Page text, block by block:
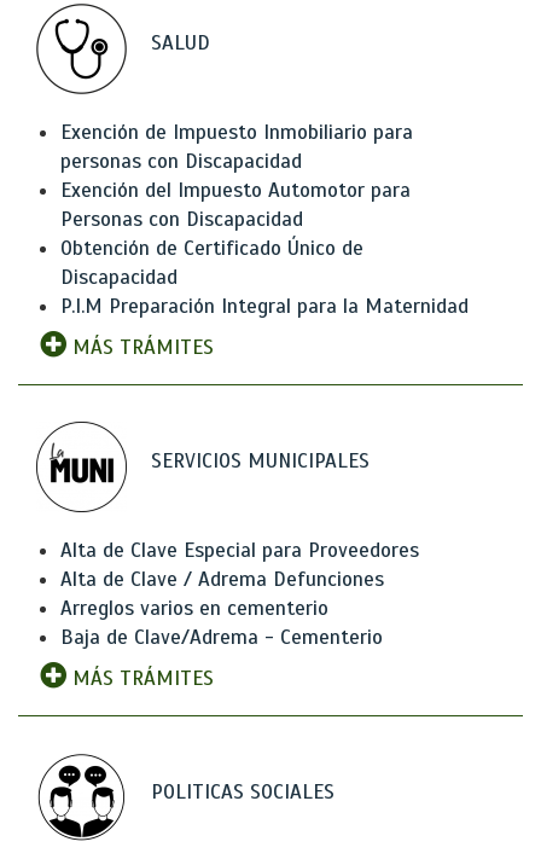
SALUD
Exención de Impuesto Inmobiliario para
personas con Discapacidad
Exención del Impuesto Automotor para
Personas con Discapacidad
Obtención de Certificado Único de
Discapacidad
P.I.M Preparación Integral para la Maternidad
MÁS TRÁMITES
SERVICIOS MUNICIPALES
Alta de Clave Especial para Proveedores
Alta de Clave / Adrema Defunciones
Arreglos varios en cementerio
Baja de Clave/Adrema - Cementerio
MÁS TRÁMITES
POLITICAS SOCIALES